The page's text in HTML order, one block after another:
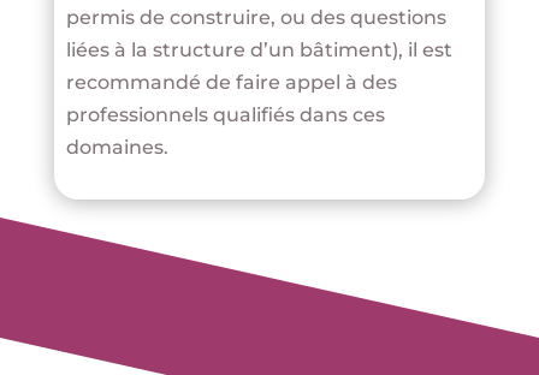
permis de construire, ou des questions
liées à la structure d’un bâtiment), il est
recommandé de faire appel à des
professionnels qualifiés dans ces
domaines.